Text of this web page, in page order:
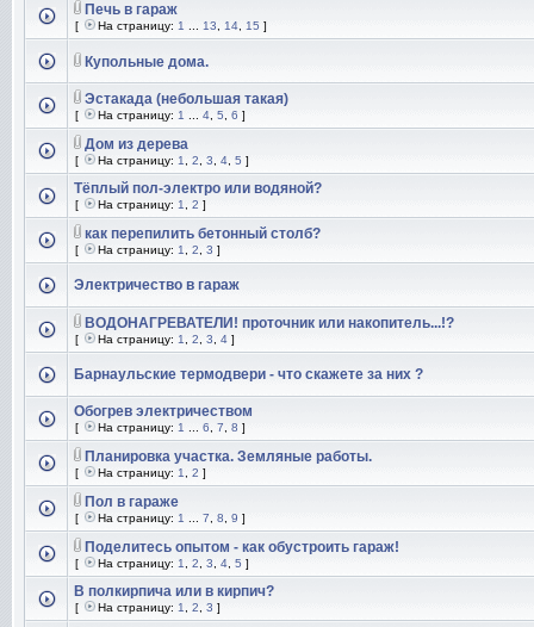
Печь в гараж
[ На страницу: 1 13 14 15 ]
Купольные дома.
Эстакада (небольшая такая)
[ На страницу: 1 4 5 6 ]
Дом из дерева
[ На страницу: 1 2 3 4 5 ]
Тёплый пол-электро или водяной?
[ На страницу: 1 2 ]
как перепилить бетонный столб?
[ На страницу: 1 2 3 ]
Электричество в гараж
ВОДОНАГРЕВАТЕЛИ! проточник или накопитель...!?
[ На страницу: 1 2 3 4 ]
Барнаульские термодвери - что скажете за них ?
Обогрев электричеством
[ На страницу: 1 6 7 8 ]
Планировка участка. Земляные работы.
[ На страницу: 1 2 ]
Пол в гараже
[ На страницу: 1 7 8 9 ]
Поделитесь опытом - как обустроить гараж!
[ На страницу: 1 2 3 4 5 ]
В полкирпича или в кирпич?
[ На страницу: 1 2 3 ]